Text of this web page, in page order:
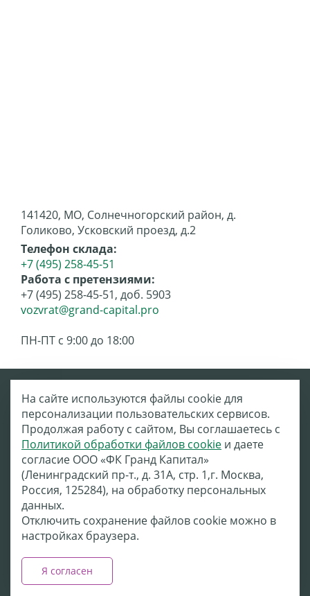
141420, МО, Солнечногорский район, д.
Голиково, Усковский проезд, д.2
Телефон склада:
+7 (495) 258-45-51
Работа с претензиями:
+7 (495) 258-45-51, доб. 5903
vozvrat@grand-capital.pro
ПН-ПТ с 9:00 до 18:00
Москва, м. Динамо, Ленинградский проспект, д. 31А, стр. 1, БЦ
«Монарх»
info@grand-capital.ru
Контакты отделов
Написать в тех. поддержку
© 2002—2020 ООО «ФК Гранд Капитал»
Политика обработки персональных данных
На сайте используются файлы cookie для
персонализации пользовательских сервисов.
Продолжая работу с сайтом, Вы соглашаетесь с
Политикой обработки файлов cookie и даете
согласие ООО «ФК Гранд Капитал»
(Ленинградский пр-т., д. 31А, стр. 1,г. Москва,
Россия, 125284), на обработку персональных
данных.
Отключить сохранение файлов cookie можно в
настройках браузера.
Я согласен